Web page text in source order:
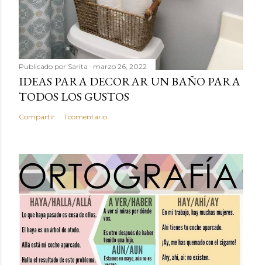
Publicado por Sarita marzo 26, 2022
IDEAS PARA DECORAR UN BAÑO PARA
TODOS LOS GUSTOS
Compartir 1 comentario